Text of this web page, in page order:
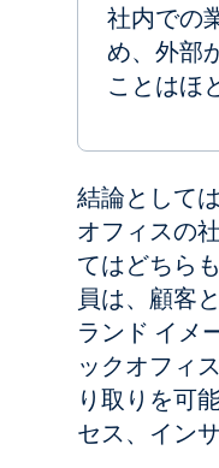
社内での
め、外部
ことはほ
結論として
オフィスの
てはどちら
員は、顧客
ランド イメ
ックオフィ
り取りを可
セス、イン